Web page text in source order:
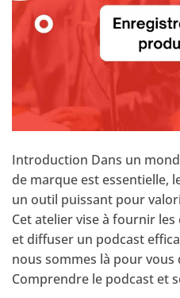
Introduction Dans un
de marque est essentielle,
un outil puissant pour
Cet atelier vise à fournir
et diffuser un podcast
nous sommes là pour vous
Comprendre le podcast et